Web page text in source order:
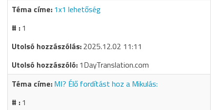
1x1 lehetőség
1
2025.12.02 11:11
1DayTranslation.com
MI? Élő fordítást hoz a Mikulás:
1